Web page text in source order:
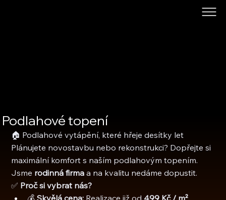
Podlahové topení
🏠 Podlahové vytápění, které hřeje desítky let
Plánujete novostavbu nebo rekonstrukci? Dopřejte si
maximální komfort s naším podlahovým topením.
Jsme rodinná firma a na kvalitu nedáme dopustit.
✅ Proč si vybrat nás?
💰 Skvělá cena: Realizace již od 499 Kč / m².